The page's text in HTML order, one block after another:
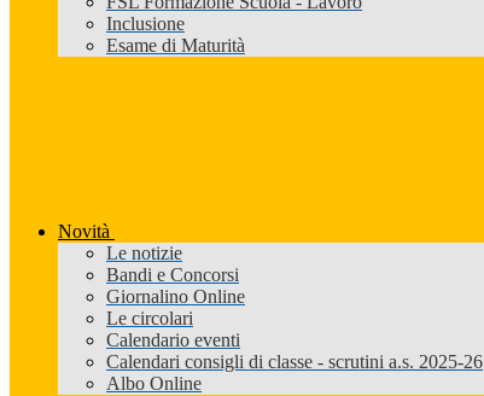
Inclusione
Esame di Maturità
Novità
Le notizie
Bandi e Concorsi
Giornalino Online
Le circolari
Calendario eventi
Calendari consigli di classe - scrutini a.s. 2025-26
Albo Online